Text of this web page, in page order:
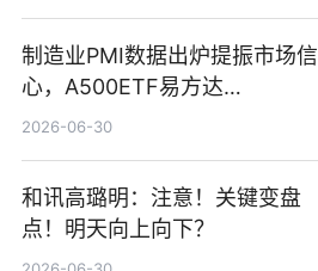
制造业PMI数据出炉提振市场信
心，A500ETF易方达
（159361）昨日“吸金”1.7亿元-
2026-06-30
和讯高璐明：注意！关键变盘
点！明天向上向下？